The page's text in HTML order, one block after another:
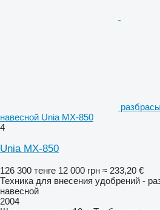
навесной Unia MX-850
4
Unia MX-850
126 300 тенге 12 000 грн ≈ 233,20 €
Техника для внесения удобрений -
навесной
2004